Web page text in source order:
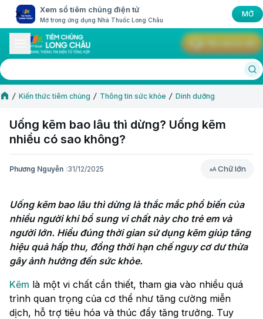
Xem sổ tiêm chủng điện tử
Mở trong ứng dụng Nhà Thuốc Long Châu
MỞ
Kiến thức tiêm chủng Thông tin sức khỏe Dinh dưỡng
Uống kẽm bao lâu thì dừng? Uống kẽm
nhiều có sao không?
Phương Nguyễn 31/12/2025 Chữ lớn
Chữ lớn
Uống kẽm bao lâu thì dừng là thắc mắc phổ biến của
nhiều người khi bổ sung vi chất này cho trẻ em và
người lớn. Hiểu đúng thời gian sử dụng kẽm giúp tăng
hiệu quả hấp thu, đồng thời hạn chế nguy cơ dư thừa
Kẽm là một vi chất cần thiết, tham gia vào nhiều quá
trình quan trọng của cơ thể như tăng cường miễn
dịch, hỗ trợ tiêu hóa và thúc đẩy tăng trưởng. Tuy